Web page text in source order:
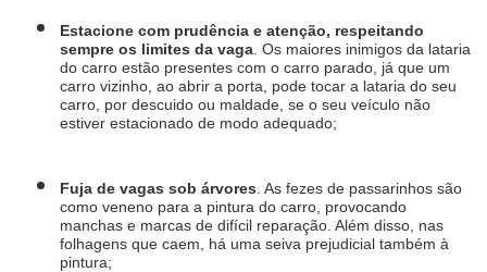
Estacione com prudência e atenção, respeitando
sempre os limites da vaga . Os maiores inimigos da lataria
do carro estão presentes com o carro parado, já que um
carro vizinho, ao abrir a porta, pode tocar a lataria do seu
carro, por descuido ou maldade, se o seu veículo não
estiver estacionado de modo adequado;
Fuja de vagas sob árvores . As fezes de passarinhos são
como veneno para a pintura do carro, provocando
manchas e marcas de difícil reparação. Além disso, nas
folhagens que caem, há uma seiva prejudicial também à
pintura;